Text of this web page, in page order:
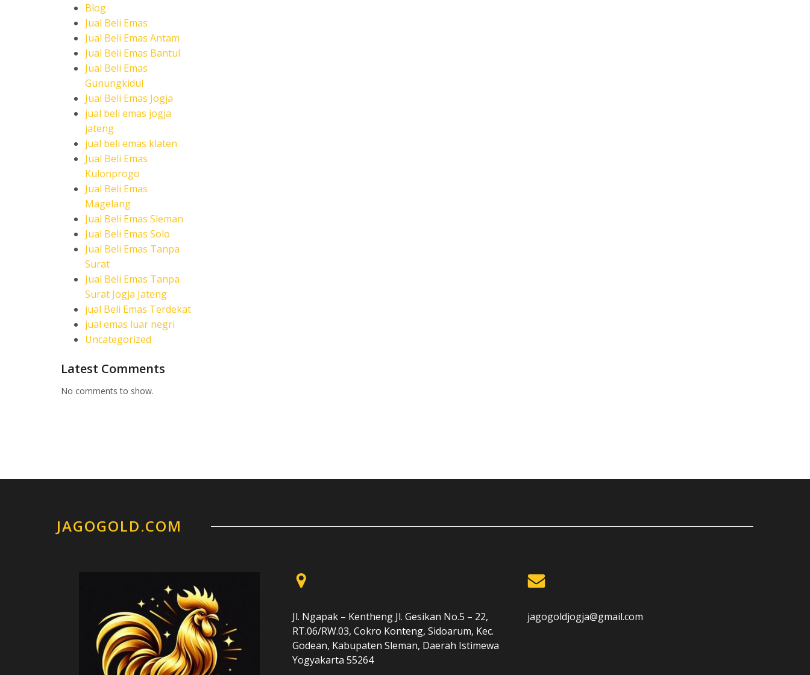
Blog
Jual Beli Emas
Jual Beli Emas Antam
Jual Beli Emas Bantul
Jual Beli Emas
Gunungkidul
Jual Beli Emas Jogja
jual beli emas jogja
jateng
jual beli emas klaten
Jual Beli Emas
Kulonprogo
Jual Beli Emas
Magelang
Jual Beli Emas Sleman
Jual Beli Emas Solo
Jual Beli Emas Tanpa
Surat
Jual Beli Emas Tanpa
Surat Jogja Jateng
jual Beli Emas Terdekat
jual emas luar negri
Uncategorized
Latest Comments
No comments to show.
JAGOGOLD.COM
Jl. Ngapak – Kentheng Jl. Gesikan No.5 – 22,
RT.06/RW.03, Cokro Konteng, Sidoarum, Kec.
Godean, Kabupaten Sleman, Daerah Istimewa
Yogyakarta 55264
jagogoldjogja@gmail.com